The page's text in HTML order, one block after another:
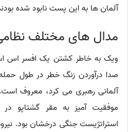
آلمان ها به این پست نابود شده
مدال های مختلف
ویک به خاطر کشتن یک افسر اس اس
صدا درآوردن زنگ خطر در طول
آلمانی رهبری می کرد، معروف
موفقیت آمیز به مقر گشتاپو